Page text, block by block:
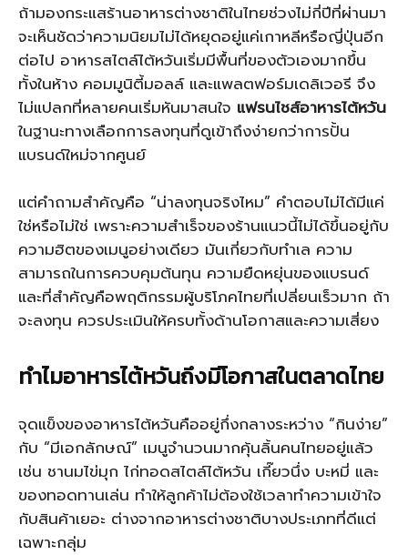
ถ้ามองกระแสร้านอาหารต่างชาติในไทยช่วงไม่กี่ปีที่ผ่านมา
จะเห็นชัดว่าความนิยมไม่ได้หยุดอยู่แค่เกาหลีหรือญี่ปุ่นอีก
ต่อไป อาหารสไตล์ไต้หวันเริ่มมีพื้นที่ของตัวเองมากขึ้น
ทั้งในห้าง คอมมูนิตี้มอลล์ และแพลตฟอร์มเดลิเวอรี จึง
ไม่แปลกที่หลายคนเริ่มหันมาสนใจ แฟรนไชส์อาหารไต้หวัน
ในฐานะทางเลือกการลงทุนที่ดูเข้าถึงง่ายกว่าการปั้น
แบรนด์ใหม่จากศูนย์
แต่คำถามสำคัญคือ “น่าลงทุนจริงไหม” คำตอบไม่ได้มีแค่
ใช่หรือไม่ใช่ เพราะความสำเร็จของร้านแนวนี้ไม่ได้ขึ้นอยู่กับ
ความฮิตของเมนูอย่างเดียว มันเกี่ยวกับทำเล ความ
สามารถในการควบคุมต้นทุน ความยืดหยุ่นของแบรนด์
และที่สำคัญคือพฤติกรรมผู้บริโภคไทยที่เปลี่ยนเร็วมาก ถ้า
จะลงทุน ควรประเมินให้ครบทั้งด้านโอกาสและความเสี่ยง
ทำไมอาหารไต้หวันถึงมีโอกาสในตลาดไทย
จุดแข็งของอาหารไต้หวันคืออยู่กึ่งกลางระหว่าง “กินง่าย”
กับ “มีเอกลักษณ์” เมนูจำนวนมากคุ้นลิ้นคนไทยอยู่แล้ว
เช่น ชานมไข่มุก ไก่ทอดสไตล์ไต้หวัน เกี๊ยวนึ่ง บะหมี่ และ
ของทอดทานเล่น ทำให้ลูกค้าไม่ต้องใช้เวลาทำความเข้าใจ
กับสินค้าเยอะ ต่างจากอาหารต่างชาติบางประเภทที่ดีแต่
เฉพาะกลุ่ม